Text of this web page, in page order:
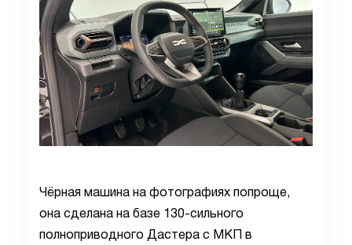
Чёрная машина на фотографиях попроще,
она сделана на базе 130-сильного
полноприводного Дастера с МКП в